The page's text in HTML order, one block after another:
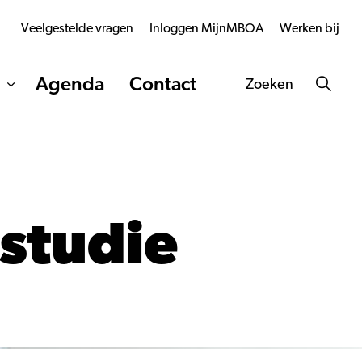
Agenda Contact
Veelgestelde vragen Inloggen MijnMBOA Werken bij
Zoeken